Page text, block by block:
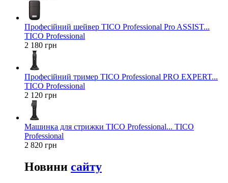
Професійний шейвер TICO Professional Pro ASSIST...
TICO Professional
2 180 грн
Професійний тример TICO Professional PRO EXPERT...
TICO Professional
2 120 грн
Машинка для стрижки TICO Professional... TICO
Professional
2 820 грн
Новини сайту